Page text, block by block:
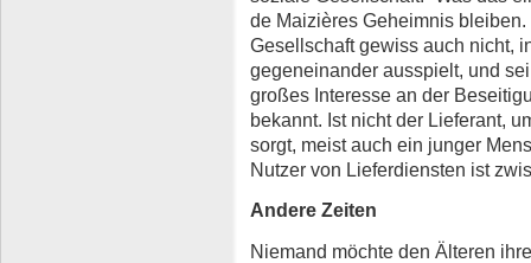
de Maizières Geheimnis
Gesellschaft gewiss auch nicht,
gegeneinander ausspielt, und
großes Interesse an der
bekannt. Ist nicht der Lieferant,
sorgt, meist auch ein junger
Nutzer von Lieferdiensten ist
Andere Zeiten
Niemand möchte den Älteren